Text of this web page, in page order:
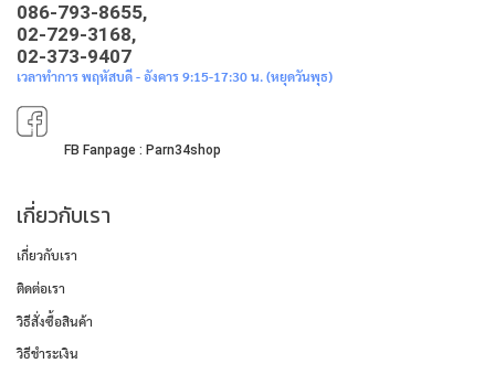
086-793-8655,
02-729-3168,
02-373-9407
เวลาทำการ พฤหัสบดี - อังคาร 9:15-17:30 น. (หยุดวันพุธ)
FB Fanpage : Parn34shop
เกี่ยวกับเรา
เกี่ยวกับเรา
ติดต่อเรา
วิธีสั่งซื้อสินค้า
วิธีชำระเงิน